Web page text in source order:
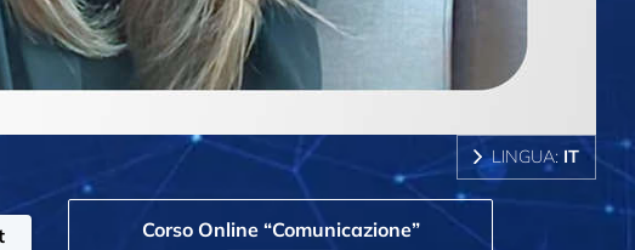
LINGUA: IT
Corso Online “Comunicazione”